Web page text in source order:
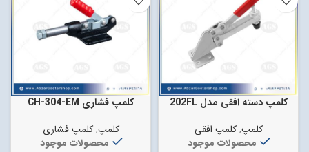
کلمپ دسته افقی مدل 202FL
کلمپ,کلمپ افقی
محصولات موجود
کلمپ فشاری CH-304-EM
کلمپ,کلمپ فشاری
محصولات موجود